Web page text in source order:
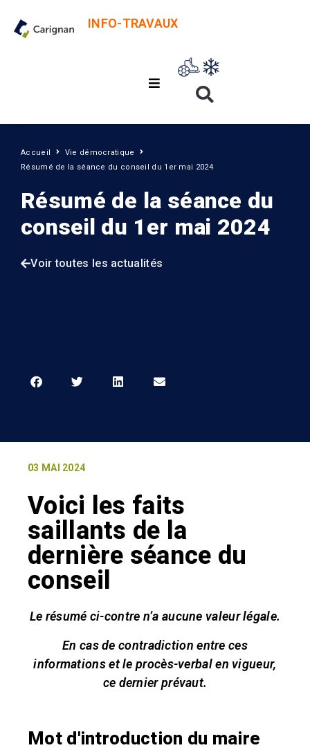
INFO-TRAVAUX
Accueil
Vie démocratique
Résumé de la séance du conseil du 1er mai 2024
Résumé de la séance du
conseil du 1er mai 2024
Voir toutes les actualités
03 MAI 2024
Voici les faits
saillants de la
dernière séance du
conseil
Le résumé ci-contre n’a aucune valeur légale.
En cas de contradiction entre ces
informations et le procès-verbal en vigueur,
ce dernier prévaut.
Mot d'introduction du maire